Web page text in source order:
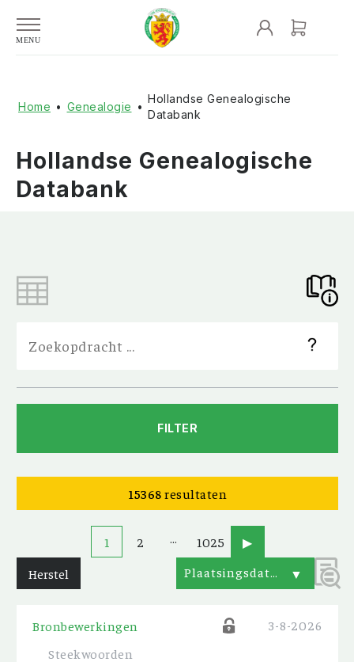
Home • Genealogie •
Hollandse Genealogische
Databank
Hollandse Genealogische
Databank
FILTER
15368 resultaten
Herstel
1 2 … 1025
▶
Plaatsingsdatum
▼
Bronbewerkingen
3-8-2026
Steekwoorden